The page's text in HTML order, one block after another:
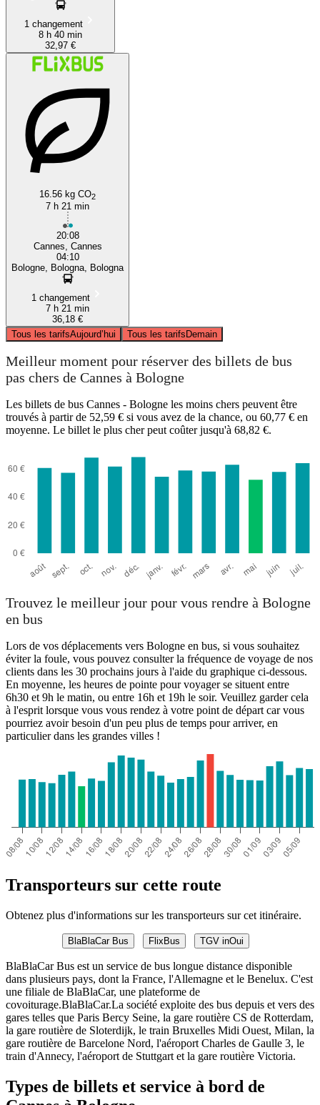
1 changement
8 h 40 min
32,97 €
16.56 kg CO2
7 h 21 min
20:08
Cannes, Cannes
04:10
Bologne, Bologna, Bologna
1 changement
7 h 21 min
36,18 €
Tous les tarifsAujourd’hui Tous les tarifsDemain
Meilleur moment pour réserver des billets de bus
pas chers de Cannes à Bologne
Les billets de bus Cannes - Bologne les moins chers peuvent être
trouvés à partir de 52,59 € si vous avez de la chance, ou 60,77 € en
moyenne. Le billet le plus cher peut coûter jusqu'à 68,82 €.
Trouvez le meilleur jour pour vous rendre à Bologne
en bus
Lors de vos déplacements vers Bologne en bus, si vous souhaitez
éviter la foule, vous pouvez consulter la fréquence de voyage de nos
clients dans les 30 prochains jours à l'aide du graphique ci-dessous.
En moyenne, les heures de pointe pour voyager se situent entre
6h30 et 9h le matin, ou entre 16h et 19h le soir. Veuillez garder cela
à l'esprit lorsque vous vous rendez à votre point de départ car vous
pourriez avoir besoin d'un peu plus de temps pour arriver, en
particulier dans les grandes villes !
Transporteurs sur cette route
Obtenez plus d'informations sur les transporteurs sur cet itinéraire.
BlaBlaCar Bus FlixBus TGV inOui
BlaBlaCar Bus est un service de bus longue distance disponible
dans plusieurs pays, dont la France, l'Allemagne et le Benelux. C'est
une filiale de BlaBlaCar, une plateforme de
covoiturage.BlaBlaCar.La société exploite des bus depuis et vers des
gares telles que Paris Bercy Seine, la gare routière CS de Rotterdam,
la gare routière de Sloterdijk, le train Bruxelles Midi Ouest, Milan, la
gare routière de Barcelone Nord, l'aéroport Charles de Gaulle 3, le
train d'Annecy, l'aéroport de Stuttgart et la gare routière Victoria.
Types de billets et service à bord de